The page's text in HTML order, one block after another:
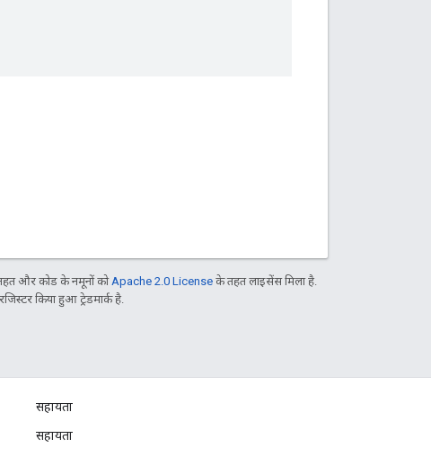
और कोड के नमूनों कोApache 2.0 License के तहत लाइसेंस मिला है.
किया हुआ ट्रेडमार्क है.
सहायता
सहायता